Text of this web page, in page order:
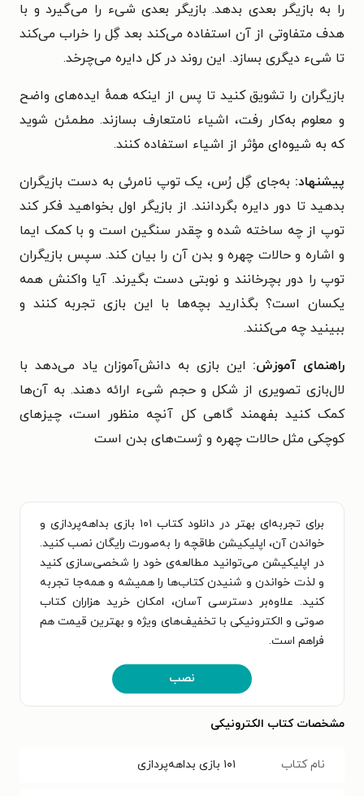
را به بازیگر بعدی بدهد. بازیگر بعدی شی‌ء را می‌گیرد و با
هدف متفاوتی از آن استفاده می‌کند بعد گِل را خراب می‌کند
تا شی‌ء دیگری بسازد.‌ این روند در کل دایره می‌چرخد.
بازیگران را تشویق کنید تا پس از اینکه همهٔ ایده‌های واضح
و معلوم به‌کار رفت، اشیاء نامتعارف بسازند. مطمئن شوید
که به شیوه‌ای مؤثر از اشیاء استفاده کنند.
پیشنهاد: به‌جای گِل رُس، یک توپ نامرئی به دست بازیگران
بدهید تا دور دایره بگردانند. از بازیگر اول بخواهید فکر کند
توپ از چه ساخته شده و چقدر سنگین است و با کمک ایما
و اشاره و حالات چهره و بدن آن را بیان کند. سپس بازیگران
توپ را دور بچرخانند و نوبتی دست بگیرند. آیا واکنش همه
یکسان است؟ بگذارید بچه‌ها با این بازی تجربه کنند و
ببینید چه می‌کنند.
راهنمای آموزش: این بازی به دانش‌آموزان یاد می‌دهد با
لال‌بازی تصویری از شکل و حجم شی‌ء ارائه دهند. به آن‌ها
کمک کنید بفهمند گاهی کل آنچه منظور است، چیزهای
کوچکی مثل حالات چهره و ژست‌های بدن است
برای تجربه‌ای بهتر در دانلود کتاب ۱۰۱ بازی بداهه‌پردازی و
خواندن آن، اپلیکیشن طاقچه را به‌صورت رایگان نصب کنید.
در اپلیکیشن می‌توانید مطالعه‌ی خود را شخصی‌سازی کنید
و لذت خواندن و شنیدن کتاب‌ها را همیشه و همه‌جا تجربه
کنید. علاوه‌بر دسترسی آسان، امکان خرید هزاران کتاب
صوتی و الکترونیکی با تخفیف‌های ویژه و بهترین قیمت هم
فراهم است.
نصب
مشخصات کتاب الکترونیکی
نام کتاب ۱۰۱ بازی بداهه‌پردازی